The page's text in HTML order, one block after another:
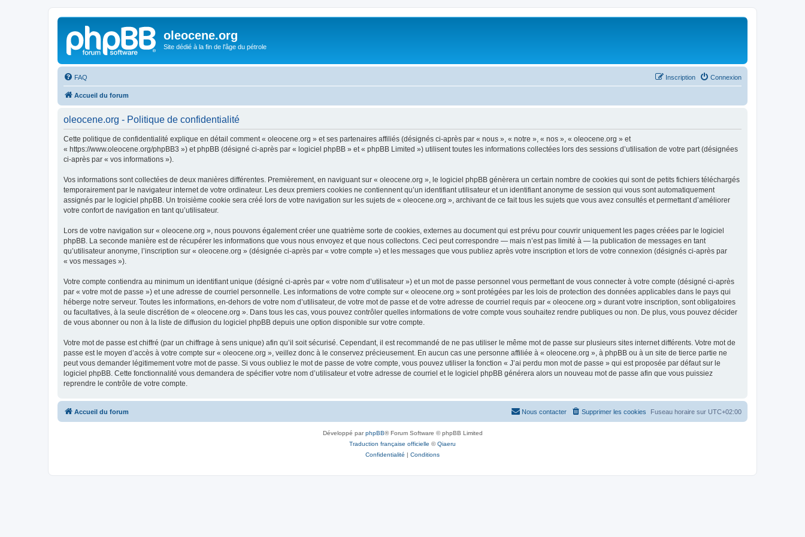
oleocene.org
Site dédié à la fin de l'âge du pétrole
FAQ Connexion
Inscription
Accueil du forum
oleocene.org - Politique de confidentialité
Cette politique de confidentialité explique en détail comment « oleocene.org » et ses partenaires affiliés (désignés ci-après par « nous », « notre », « nos », « oleocene.org » et
« https://www.oleocene.org/phpBB3 ») et phpBB (désigné ci-après par « logiciel phpBB » et « phpBB Limited ») utilisent toutes les informations collectées lors des sessions d’utilisation de votre part (désignées
ci-après par « vos informations »).
Vos informations sont collectées de deux manières différentes. Premièrement, en naviguant sur « oleocene.org », le logiciel phpBB génèrera un certain nombre de cookies qui sont de petits fichiers téléchargés
temporairement par le navigateur internet de votre ordinateur. Les deux premiers cookies ne contiennent qu’un identifiant utilisateur et un identifiant anonyme de session qui vous sont automatiquement
assignés par le logiciel phpBB. Un troisième cookie sera créé lors de votre navigation sur les sujets de « oleocene.org », archivant de ce fait tous les sujets que vous avez consultés et permettant d’améliorer
votre confort de navigation en tant qu’utilisateur.
Lors de votre navigation sur « oleocene.org », nous pouvons également créer une quatrième sorte de cookies, externes au document qui est prévu pour couvrir uniquement les pages créées par le logiciel
phpBB. La seconde manière est de récupérer les informations que vous nous envoyez et que nous collectons. Ceci peut correspondre — mais n’est pas limité à — la publication de messages en tant
qu’utilisateur anonyme, l’inscription sur « oleocene.org » (désignée ci-après par « votre compte ») et les messages que vous publiez après votre inscription et lors de votre connexion (désignés ci-après par
« vos messages »).
Votre compte contiendra au minimum un identifiant unique (désigné ci-après par « votre nom d’utilisateur ») et un mot de passe personnel vous permettant de vous connecter à votre compte (désigné ci-après
par « votre mot de passe ») et une adresse de courriel personnelle. Les informations de votre compte sur « oleocene.org » sont protégées par les lois de protection des données applicables dans le pays qui
héberge notre serveur. Toutes les informations, en-dehors de votre nom d’utilisateur, de votre mot de passe et de votre adresse de courriel requis par « oleocene.org » durant votre inscription, sont obligatoires
ou facultatives, à la seule discrétion de « oleocene.org ». Dans tous les cas, vous pouvez contrôler quelles informations de votre compte vous souhaitez rendre publiques ou non. De plus, vous pouvez décider
de vous abonner ou non à la liste de diffusion du logiciel phpBB depuis une option disponible sur votre compte.
Votre mot de passe est chiffré (par un chiffrage à sens unique) afin qu’il soit sécurisé. Cependant, il est recommandé de ne pas utiliser le même mot de passe sur plusieurs sites internet différents. Votre mot de
passe est le moyen d’accès à votre compte sur « oleocene.org », veillez donc à le conservez précieusement. En aucun cas une personne affiliée à « oleocene.org », à phpBB ou à un site de tierce partie ne
peut vous demander légitimement votre mot de passe. Si vous oubliez le mot de passe de votre compte, vous pouvez utiliser la fonction « J’ai perdu mon mot de passe » qui est proposée par défaut sur le
logiciel phpBB. Cette fonctionnalité vous demandera de spécifier votre nom d’utilisateur et votre adresse de courriel et le logiciel phpBB générera alors un nouveau mot de passe afin que vous puissiez
reprendre le contrôle de votre compte.
Accueil du forum Fuseau horaire sur UTC+02:00
Supprimer les cookies
Nous contacter
Développé parphpBB® Forum Software © phpBB Limited
Traduction française officielle ©Qiaeru
Confidentialité | Conditions